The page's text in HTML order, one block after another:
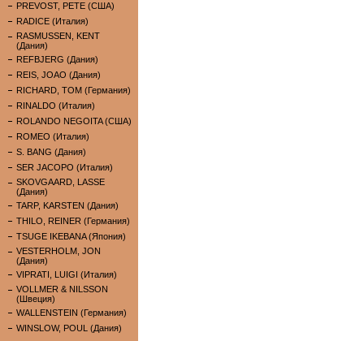
PREVOST, PETE (США)
RADICE (Италия)
RASMUSSEN, KENT
(Дания)
REFBJERG (Дания)
REIS, JOAO (Дания)
RICHARD, TOM (Германия)
RINALDO (Италия)
ROLANDO NEGOITA (США)
ROMEO (Италия)
S. BANG (Дания)
SER JACOPO (Италия)
SKOVGAARD, LASSE
(Дания)
TARP, KARSTEN (Дания)
THILO, REINER (Германия)
TSUGE IKEBANA (Япония)
VESTERHOLM, JON
(Дания)
VIPRATI, LUIGI (Италия)
VOLLMER & NILSSON
(Швеция)
WALLENSTEIN (Германия)
WINSLOW, POUL (Дания)